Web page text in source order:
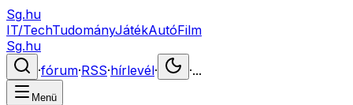
Sg.hu
IT/TechTudományJátékAutóFilm
Sg.hu
·fórum·RSS·hírlevél· ·...
Menü